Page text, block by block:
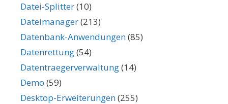
Datei-Splitter(10)
Dateimanager(213)
Datenbank-Anwendungen(85)
Datenrettung(54)
Datentraegerverwaltung(14)
Demo (59)
Desktop-Erweiterungen(255)